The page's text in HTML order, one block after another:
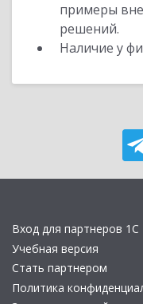
примеры
решений.
Наличие у
Вход для партнеров 1С
Учебная версия
Стать партнером
Политика